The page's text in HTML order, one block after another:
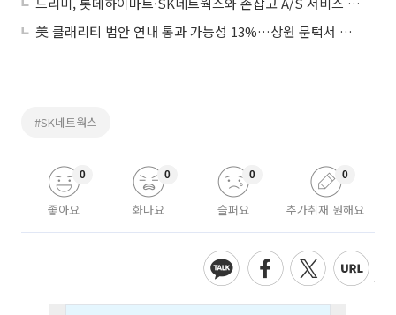
美 클래리티 법안 연내 통과 가능성 13%…상원 문턱서 제동
#SK네트웍스
좋아요
0
화나요
0
슬퍼요
0
추가취재 원해요
0